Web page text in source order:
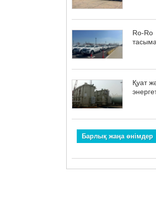
Ro-Ro
Қуат
Барлық жаңа өнімдер